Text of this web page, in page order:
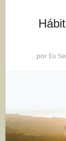
por Eu